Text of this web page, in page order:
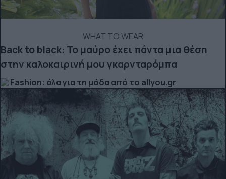
WHAT TO WEAR
Back to black: Το μαύρο έχει πάντα μια θέση
στην καλοκαιρινή μου γκαρνταρόμπα
Fashion: όλα για τη μόδα από το allyou.gr